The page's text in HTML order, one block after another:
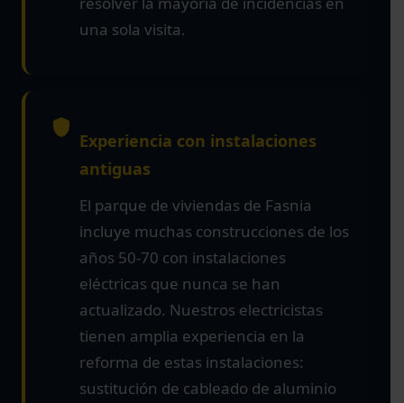
una sola visita.
Experiencia con instalaciones
antiguas
El parque de viviendas de Fasnia
incluye muchas construcciones de los
años 50-70 con instalaciones
eléctricas que nunca se han
actualizado. Nuestros electricistas
tienen amplia experiencia en la
reforma de estas instalaciones:
sustitución de cableado de aluminio